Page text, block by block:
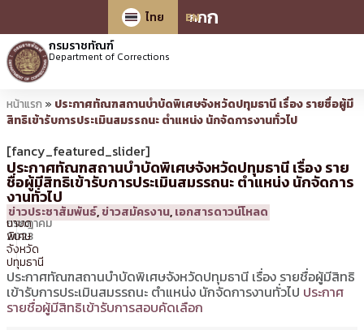
กกก
ไทย
EN
กรมราชทัณฑ์
Department of Corrections
หน้าแรก » ประกาศทัณฑสถานบำบัดพิเศษจังหวัดปทุมธานี เรื่อง รายชื่อผู้มี
สิทธิเข้ารับการประเมินสมรรถนะ ตำแหน่ง นักจัดการงานทั่วไป
[fancy_featured_slider]
ประกาศทัณฑสถานบำบัดพิเศษจังหวัดปทุมธานี เรื่อง ราย
ชื่อผู้มีสิทธิเข้ารับการประเมินสมรรถนะ ตำแหน่ง นักจัดการ
งานทั่วไป
5
กรกฎาคม
2023
09:21 น.
โดย
ทัณฑสถาน
บำบัด
พิเศษ
จังหวัด
ปทุมธานี
ข่าวประชาสัมพันธ์,ข่าวสมัครงาน,เอกสารดาวน์โหลด
ประกาศทัณฑสถานบำบัดพิเศษจังหวัดปทุมธานี เรื่อง รายชื่อผู้มีสิทธิ
เข้ารับการประเมินสมรรถนะ ตำแหน่ง นักจัดการงานทั่วไป ประกาศ
รายชื่อผู้มีสิทธิเข้ารับการสอบคัดเลือก